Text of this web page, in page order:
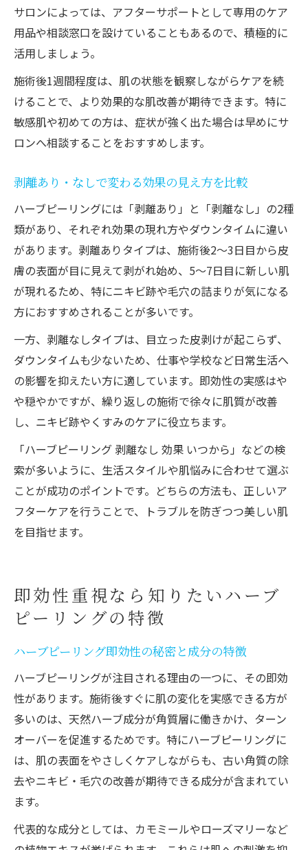
サロンによっては、アフターサポートとして専用のケア
用品や相談窓口を設けていることもあるので、積極的に
活用しましょう。
施術後1週間程度は、肌の状態を観察しながらケアを続
けることで、より効果的な肌改善が期待できます。特に
敏感肌や初めての方は、症状が強く出た場合は早めにサ
ロンへ相談することをおすすめします。
剥離あり・なしで変わる効果の見え方を比較
ハーブピーリングには「剥離あり」と「剥離なし」の2種
類があり、それぞれ効果の現れ方やダウンタイムに違い
があります。剥離ありタイプは、施術後2～3日目から皮
膚の表面が目に見えて剥がれ始め、5～7日目に新しい肌
が現れるため、特にニキビ跡や毛穴の詰まりが気になる
方におすすめされることが多いです。
一方、剥離なしタイプは、目立った皮剥けが起こらず、
ダウンタイムも少ないため、仕事や学校など日常生活へ
の影響を抑えたい方に適しています。即効性の実感はや
や穏やかですが、繰り返しの施術で徐々に肌質が改善
し、ニキビ跡やくすみのケアに役立ちます。
「ハーブピーリング 剥離なし 効果 いつから」などの検
索が多いように、生活スタイルや肌悩みに合わせて選ぶ
ことが成功のポイントです。どちらの方法も、正しいア
フターケアを行うことで、トラブルを防ぎつつ美しい肌
を目指せます。
即効性重視なら知りたいハーブ
ピーリングの特徴
ハーブピーリング即効性の秘密と成分の特徴
ハーブピーリングが注目される理由の一つに、その即効
性があります。施術後すぐに肌の変化を実感できる方が
多いのは、天然ハーブ成分が角質層に働きかけ、ターン
オーバーを促進するためです。特にハーブピーリングに
は、肌の表面をやさしくケアしながらも、古い角質の除
去やニキビ・毛穴の改善が期待できる成分が含まれてい
ます。
代表的な成分としては、カモミールやローズマリーなど